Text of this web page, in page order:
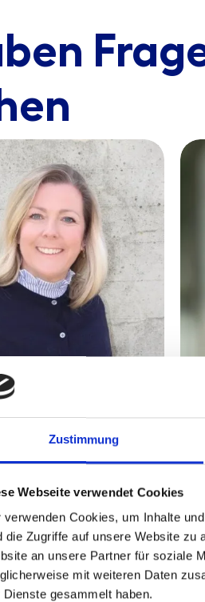
Zustimmung
Webseite verwendet Cookies
verwenden Cookies, um Inhalte
die Zugriffe auf unsere Website zu
an unsere Partner für soziale
mit weiteren Daten
Dienste gesammelt haben.
(DStV e.V.)